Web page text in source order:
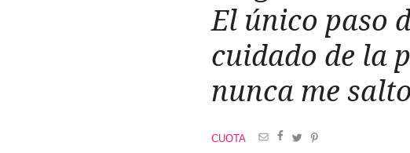
El único paso
cuidado de la
nunca me salto
CUOTA